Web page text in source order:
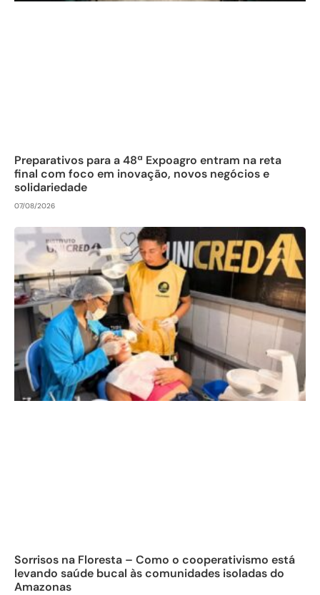
Preparativos para a 48ª Expoagro entram na reta
final com foco em inovação, novos negócios e
solidariedade
07/08/2026
Sorrisos na Floresta – Como o cooperativismo está
levando saúde bucal às comunidades isoladas do
Amazonas